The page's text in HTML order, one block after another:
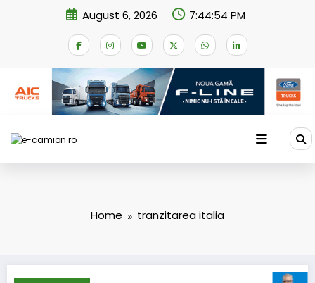
August 6, 2026 7:44:54 PM
Home tranzitarea italia